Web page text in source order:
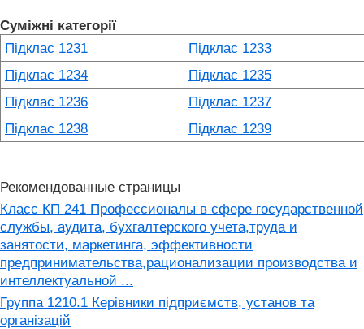
Суміжні категорії
Підклас 1231
Підклас 1233
Підклас 1234
Підклас 1235
Підклас 1236
Підклас 1237
Підклас 1238
Підклас 1239
Рекомендованные страницы
Класс КП 241 Профессионалы в сфере государственной
службы, аудита, бухгалтерского учета,труда и
занятости, маркетинга, эффективности
предпринимательства,рационализации производства и
интеллектуальной ...
Группа 1210.1 Керівники підприємств, установ та
організацій